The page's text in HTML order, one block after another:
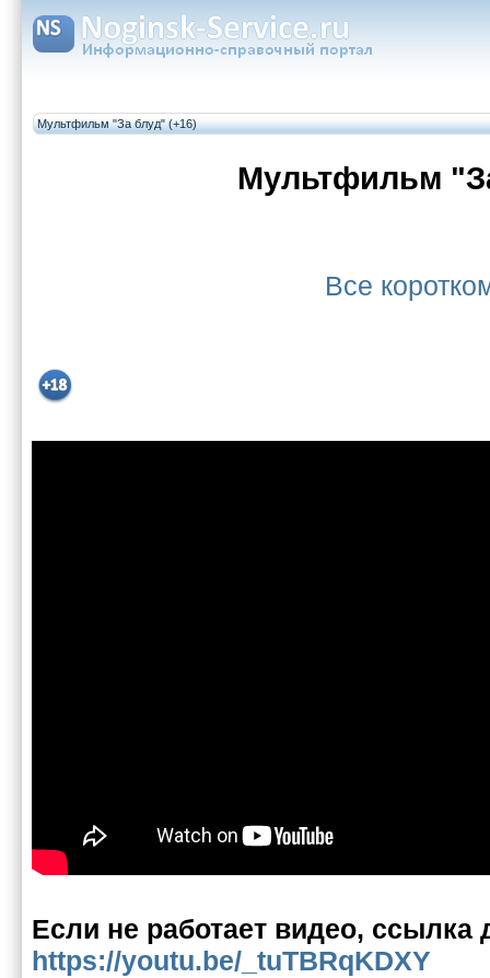
Мультфильм "За блуд" (+16)
Мультфильм
Все
Если не работает видео, ссылка
https://youtu.be/_tuTBRqKDXY